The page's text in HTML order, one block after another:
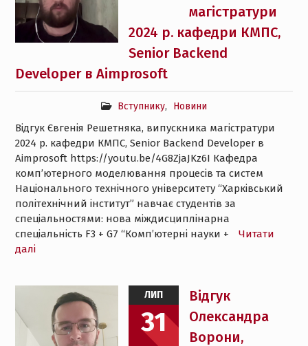
магістратури
2024 р. кафедри КМПС,
Senior Backend
Developer в Aimprosoft
Вступнику, Новини
Відгук Євгенія Решетняка, випускника магістратури
2024 р. кафедри КМПС, Senior Backend Developer в
Aimprosoft https://youtu.be/4G8ZjaJKz6I Кафедра
комп’ютерного моделювання процесів та систем
Національного технічного університету “Харківський
політехнічний інститут” навчає студентів за
спеціальностями: нова міждисциплінарна
спеціальність F3 + G7 “Комп’ютерні науки +
Читати
далі
ЛИП
31
Відгук
Олександра
Ворони,